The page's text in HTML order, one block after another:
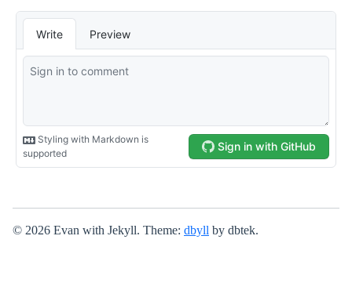
© 2026 Evan with Jekyll. Theme: dbyll by dbtek.